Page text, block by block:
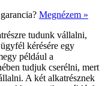
Megnézem »
tudunk vállalni,
kérésére egy
például a
tudjuk cserélni, mert
A két alkatrésznek